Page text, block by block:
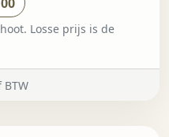
Losse prijs is de